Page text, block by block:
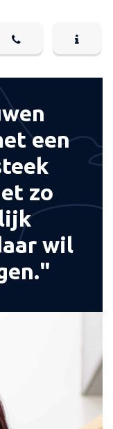
een
zo
wil